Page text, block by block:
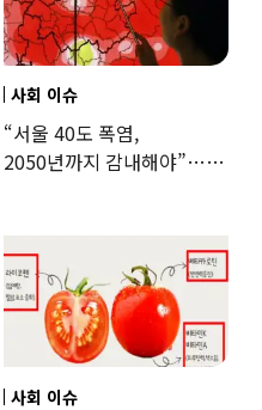
사회 이슈
“서울 40도 폭염,
2050년까지 감내해야”…
사회 이슈